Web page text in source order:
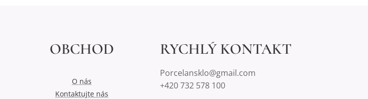
OBCHOD
O nás
Kontaktujte nás
RYCHLÝ KONTAKT
Porcelansklo@gmail.com
+420 732 578 100